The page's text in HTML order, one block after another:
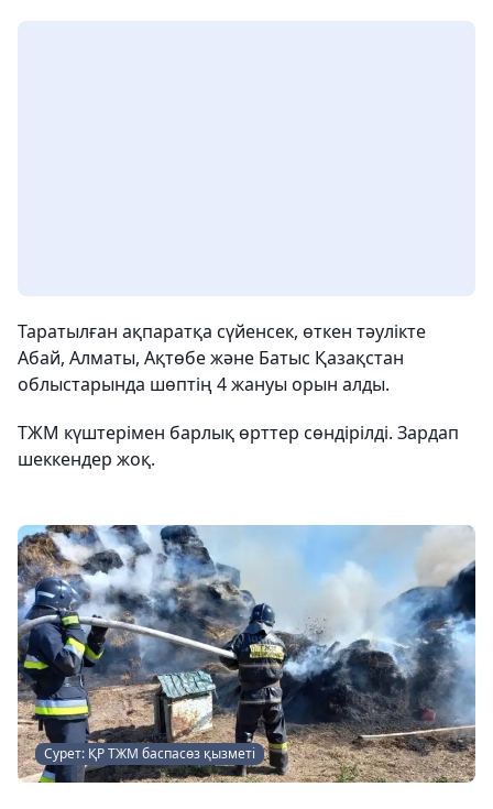
Таратылған ақпаратқа сүйенсек, өткен тәулікте
Абай, Алматы, Ақтөбе және Батыс Қазақстан
облыстарында шөптің 4 жануы орын алды.
ТЖМ күштерімен барлық өрттер сөндірілді. Зардап
шеккендер жоқ.
Сурет: ҚР ТЖМ баспасөз қызметі